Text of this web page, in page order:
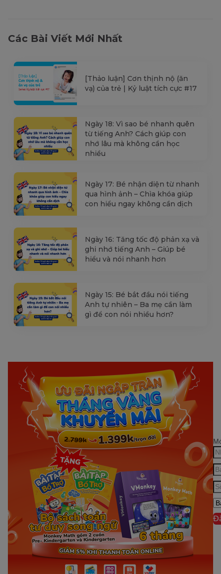
Các Bài Viết Mới Nhất
[Thảo luận] Cơn thịnh nộ (ăn
vạ) của trẻ | Kỷ luật tích cực #17
Ngày 18: Vì sao bé nhanh quên
từ tiếng Anh? Cách giúp con
nhớ lâu mà không cần học
nhiều
Ngày 17: Bé nhận diện từ nhanh
qua hình ảnh – Chìa khóa giúp
con hiểu ngay không cần dịch
Ngày 16: Tăng tốc độ phản xạ và
ghi nhớ tiếng Anh – Giúp bé
hiểu và nói nhanh hơn
Ngày 15: Bé bắt đầu nói tiếng
Anh tự nhiên – Ba mẹ cần làm
gì để con nói nhiều hơn?